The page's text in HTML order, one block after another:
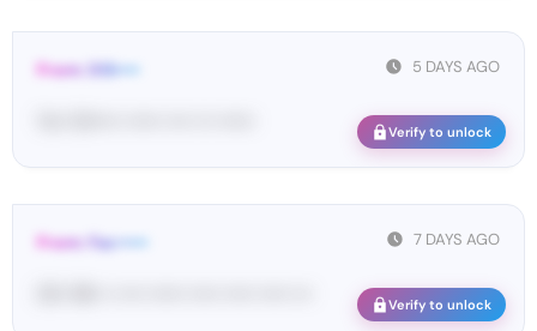
5 DAYS AGO
From: DIS••••
Verify to unlock
7 DAYS AGO
From: Fac•••••
Verify to unlock